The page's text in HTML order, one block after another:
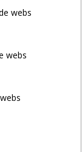
webs
webs